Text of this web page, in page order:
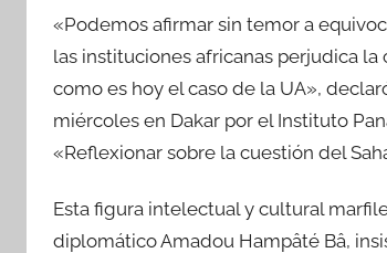
«Podemos afirmar sin temor a
las instituciones africanas perjudica
como es hoy el caso de la UA»,
miércoles en Dakar por el Instituto
«Reflexionar sobre la cuestión del
Esta figura intelectual y cultural
diplomático Amadou Hampâté Bâ,